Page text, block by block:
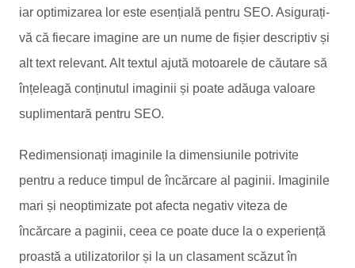
iar optimizarea lor este esențială pentru SEO. Asigurați-
vă că fiecare imagine are un nume de fișier descriptiv și
alt text relevant. Alt textul ajută motoarele de căutare să
înțeleagă conținutul imaginii și poate adăuga valoare
suplimentară pentru SEO.
Redimensionați imaginile la dimensiunile potrivite
pentru a reduce timpul de încărcare al paginii. Imaginile
mari și neoptimizate pot afecta negativ viteza de
încărcare a paginii, ceea ce poate duce la o experiență
proastă a utilizatorilor și la un clasament scăzut în